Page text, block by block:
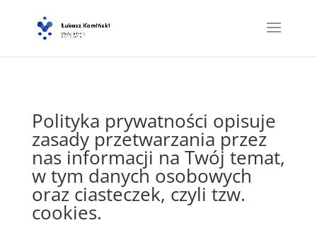
Polityka prywatności opisuje
zasady przetwarzania przez
nas informacji na Twój temat,
w tym danych osobowych
oraz ciasteczek, czyli tzw.
cookies.